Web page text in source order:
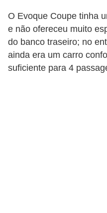
O Evoque Coupe tinha
e não ofereceu muito
do banco traseiro; no
ainda era um carro
suficiente para 4
c
o
o
t